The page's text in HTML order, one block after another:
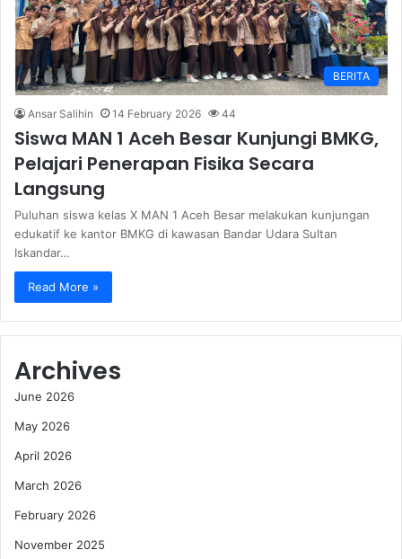
BERITA
Ansar Salihin 14 February 2026 44
Siswa MAN 1 Aceh Besar Kunjungi BMKG,
Pelajari Penerapan Fisika Secara
Langsung
Puluhan siswa kelas X MAN 1 Aceh Besar melakukan kunjungan
edukatif ke kantor BMKG di kawasan Bandar Udara Sultan
Iskandar…
Read More »
Archives
June 2026
May 2026
April 2026
March 2026
February 2026
November 2025